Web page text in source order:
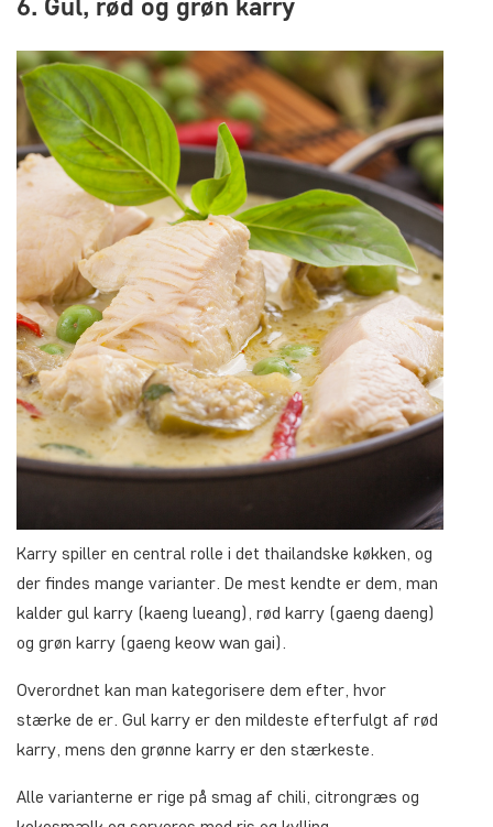
Karry spiller en central rolle i det thailandske køkken, og
der findes mange varianter. De mest kendte er dem, man
kalder gul karry (kaeng lueang), rød karry (gaeng daeng)
og grøn karry (gaeng keow wan gai).
Overordnet kan man kategorisere dem efter, hvor
stærke de er. Gul karry er den mildeste efterfulgt af rød
karry, mens den grønne karry er den stærkeste.
Alle varianterne er rige på smag af chili, citrongræs og